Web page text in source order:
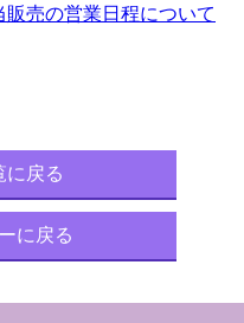
売の営業日程について
に戻る
に戻る